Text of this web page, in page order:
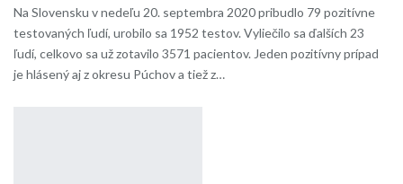
Na Slovensku v nedeľu 20. septembra 2020 pribudlo 79 pozitívne
testovaných ľudí, urobilo sa 1952 testov. Vyliečilo sa ďalších 23
ľudí, celkovo sa už zotavilo 3571 pacientov. Jeden pozitívny prípad
je hlásený aj z okresu Púchov a tiež z…